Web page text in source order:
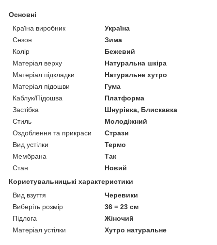
Основні
Країна виробник
Україна
Сезон
Зима
Колір
Бежевий
Матеріал верху
Натуральна шкіра
Матеріал підкладки
Натуральне хутро
Матеріал підошви
Гума
Каблук/Підошва
Платформа
Застібка
Шнурівка, Блискавка
Стиль
Молодіжний
Оздоблення та прикраси
Стрази
Вид устілки
Термо
Мембрана
Так
Стан
Новий
Користувальницькі характеристики
Вид взуття
Черевики
Виберіть розмір
36 = 23 см
Підлога
Жіночий
Матеріал устілки
Хутро натуральне